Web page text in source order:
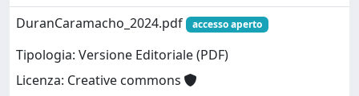
DuranCaramacho_2024.pdf
accesso aperto
Tipologia: Versione Editoriale (PDF)
Licenza: Creative commons